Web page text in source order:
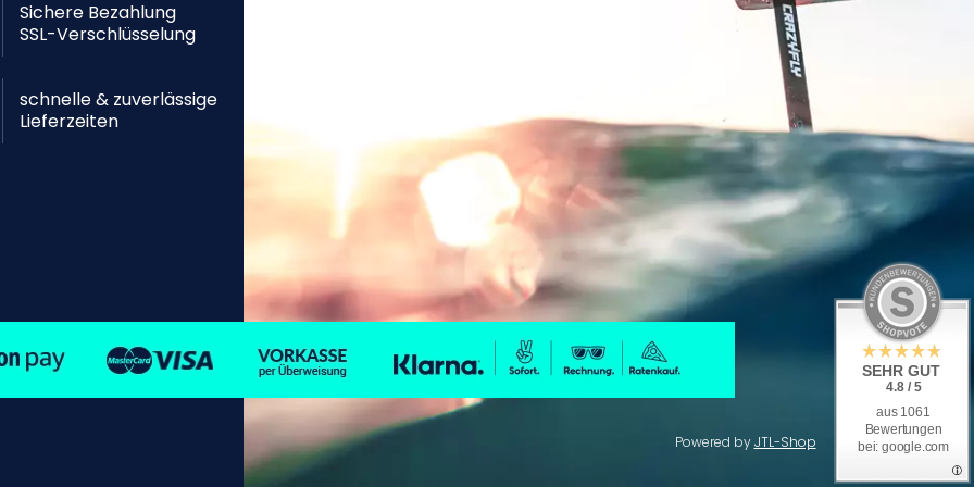
Sichere Bezahlung
SSL-Verschlüsselung
schnelle & zuverlässige
Lieferzeiten
Powered byJTL-Shop
SEHR GUT
4.8 / 5
aus 1061
Bewertungen
bei: google.com